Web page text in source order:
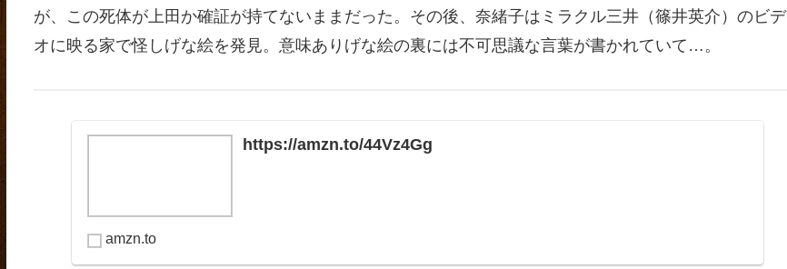
が、この死体が上田か確証が持てないままだった。その後、奈緒子はミラクル三井（篠井英介）のビデ
オに映る家で怪しげな絵を発見。意味ありげな絵の裏には不可思議な言葉が書かれていて…。
https://amzn.to/44Vz4Gg
amzn.to